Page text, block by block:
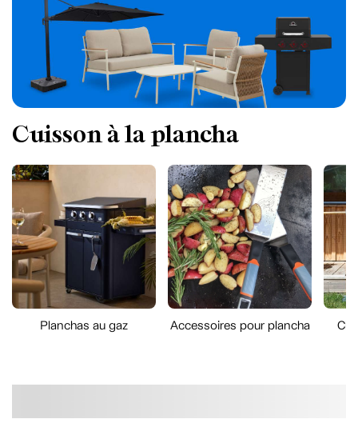
Cuisson à la plancha
Planchas au gaz Accessoires pour plancha